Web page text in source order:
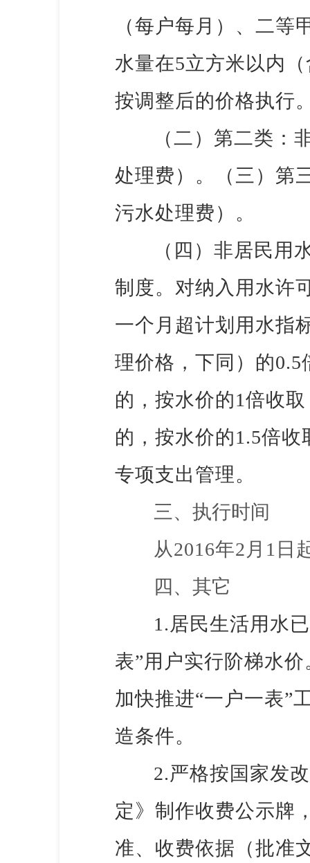
（每户每月）、二
水量在5立方米以内
按调整后的价格执行
（二）第二类：
处理费）。（三）第
污水处理费）。
（四）非居民用
制度。对纳入用水许
一个月超计划用水指
理价格，下同）的0.5
的，按水价的1倍收
的，按水价的1.5倍
专项支出管理。
三、执行时间
从2016年2月1日
四、其它
1.居民生活用水
表”用户实行阶梯水
加快推进“一户一表”
造条件。
2.严格按国家发
定》制作收费公示牌
准、收费依据（批准